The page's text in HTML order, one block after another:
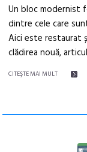
Un bloc modernist
dintre cele care
Aici este restaurat
clădirea nouă,
CITEŞTE MAI MULT